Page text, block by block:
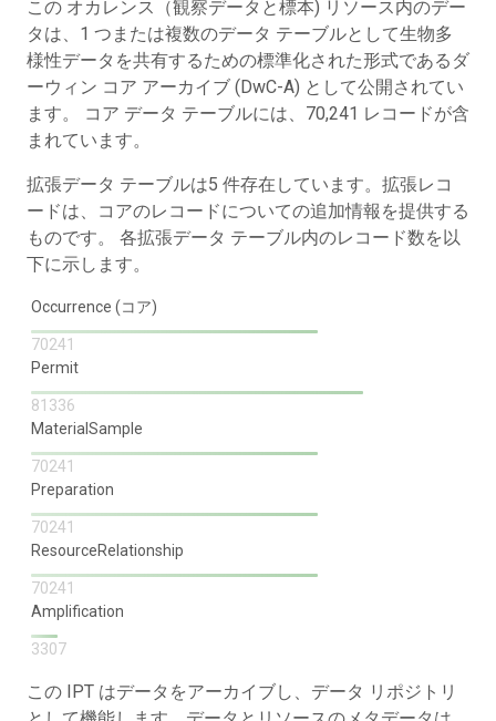
この オカレンス（観察データと標本) リソース内のデー
タは、1 つまたは複数のデータ テーブルとして生物多
様性データを共有するための標準化された形式であるダ
ーウィン コア アーカイブ (DwC-A) として公開されてい
ます。 コア データ テーブルには、70,241 レコードが含
まれています。
拡張データ テーブルは5 件存在しています。拡張レコ
ードは、コアのレコードについての追加情報を提供する
ものです。 各拡張データ テーブル内のレコード数を以
下に示します。
Occurrence (コア)
70241
Permit
81336
MaterialSample
70241
Preparation
70241
ResourceRelationship
70241
Amplification
3307
この IPT はデータをアーカイブし、データ リポジトリ